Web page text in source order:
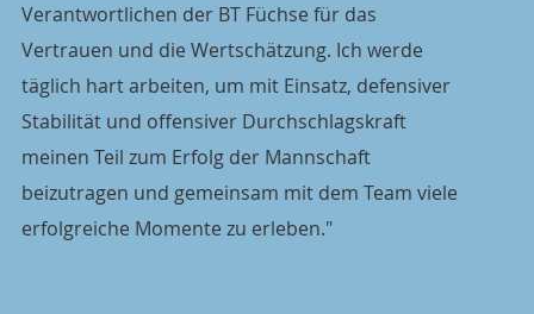
Verantwortlichen der BT Füchse für das
Vertrauen und die Wertschätzung. Ich werde
täglich hart arbeiten, um mit Einsatz, defensiver
Stabilität und offensiver Durchschlagskraft
meinen Teil zum Erfolg der Mannschaft
beizutragen und gemeinsam mit dem Team viele
erfolgreiche Momente zu erleben."